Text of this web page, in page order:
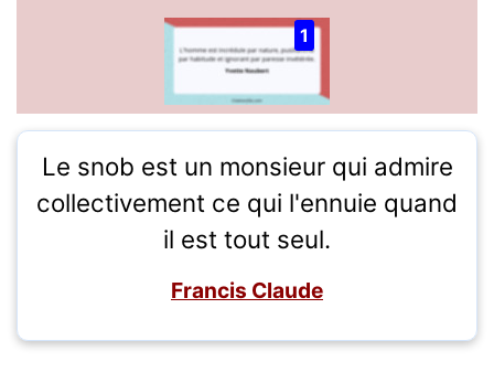
1
Le snob est un monsieur qui admire
collectivement ce qui l'ennuie quand
il est tout seul.
Francis Claude